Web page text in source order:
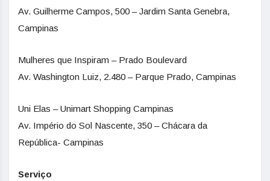
Av. Guilherme Campos, 500 – Jardim Santa Genebra,
Campinas
Mulheres que Inspiram – Prado Boulevard
Av. Washington Luiz, 2.480 – Parque Prado, Campinas
Uni Elas – Unimart Shopping Campinas
Av. Império do Sol Nascente, 350 – Chácara da
República- Campinas
Serviço